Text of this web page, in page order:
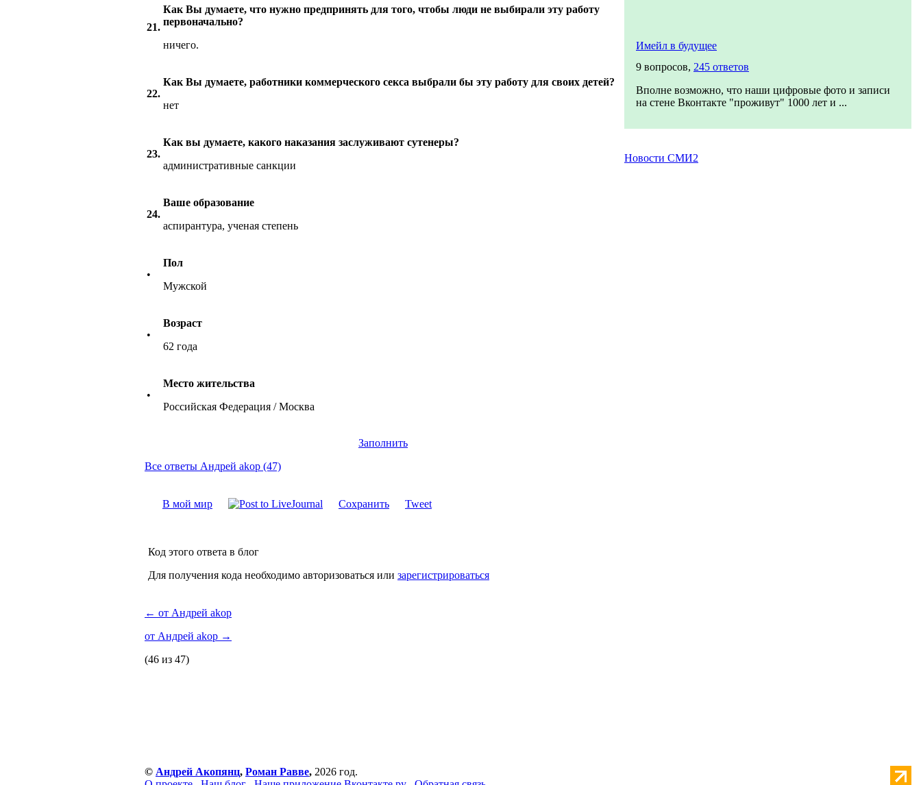
21.
Как Вы думаете, что нужно предпринять для того, чтобы люди не выбирали эту работу
первоначально?
ничего.
22.
Как Вы думаете, работники коммерческого секса выбрали бы эту работу для своих детей?
нет
23.
Как вы думаете, какого наказания заслуживают сутенеры?
административные санкции
24.
Ваше образование
аспирантура, ученая степень
•
Пол
Мужской
•
Возраст
62 года
•
Место жительства
Российская Федерация / Москва
Заполнить
Все ответы Андрей akop (47)
В мой мир Сохранить Tweet
Код этого ответа в блог
Для получения кода необходимо авторизоваться или зарегистрироваться
← от Андрей akop
от Андрей akop →
(46 из 47)
Имейл в будущее
9 вопросов, 245 ответов
Вполне возможно, что наши цифровые фото и записи
на стене Вконтакте "проживут" 1000 лет и ...
Новости СМИ2
© Андрей Акопянц, Роман Равве, 2026 год.